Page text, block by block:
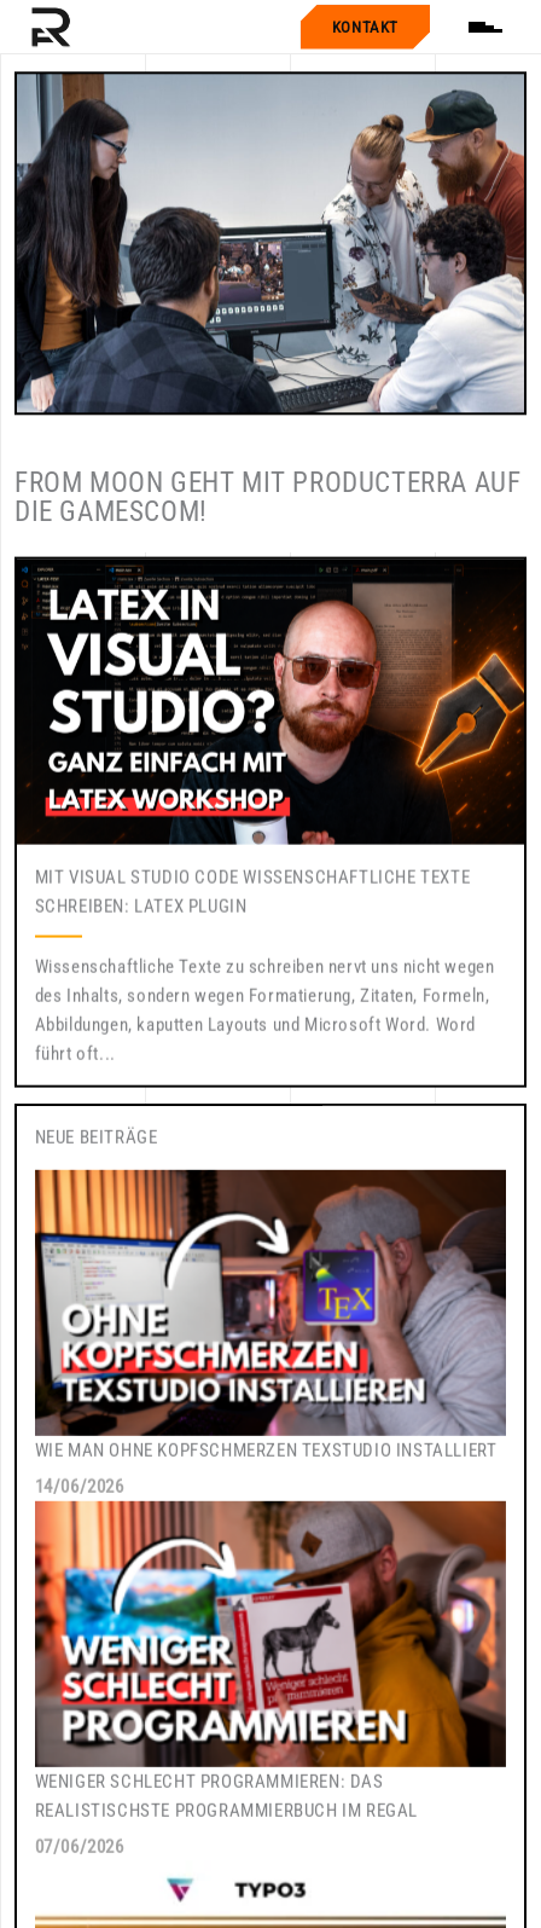
KONTAKT
FROM MOON GEHT MIT PRODUCTERRA AUF
DIE GAMESCOM!
MIT VISUAL STUDIO CODE WISSENSCHAFTLICHE TEXTE
SCHREIBEN: LATEX PLUGIN
Wissenschaftliche Texte zu schreiben nervt uns nicht wegen
des Inhalts, sondern wegen Formatierung, Zitaten, Formeln,
Abbildungen, kaputten Layouts und Microsoft Word. Word
führt oft...
NEUE BEITRÄGE
WIE MAN OHNE KOPFSCHMERZEN TEXSTUDIO INSTALLIERT
14/06/2026
WENIGER SCHLECHT PROGRAMMIEREN: DAS
REALISTISCHSTE PROGRAMMIERBUCH IM REGAL
07/06/2026